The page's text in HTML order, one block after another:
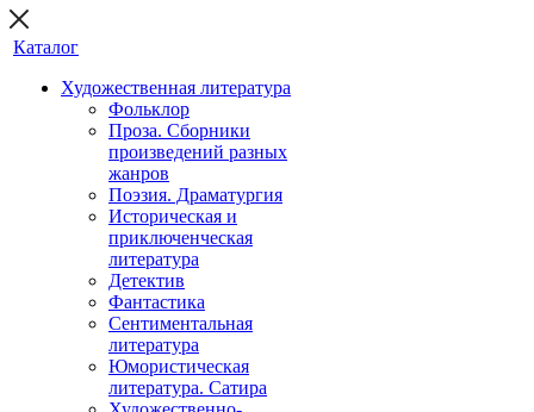
Каталог
Художественная литература
Фольклор
Проза. Сборники
произведений разных
жанров
Поэзия. Драматургия
Историческая и
приключенческая
литература
Детектив
Фантастика
Сентиментальная
литература
Юмористическая
литература. Сатира